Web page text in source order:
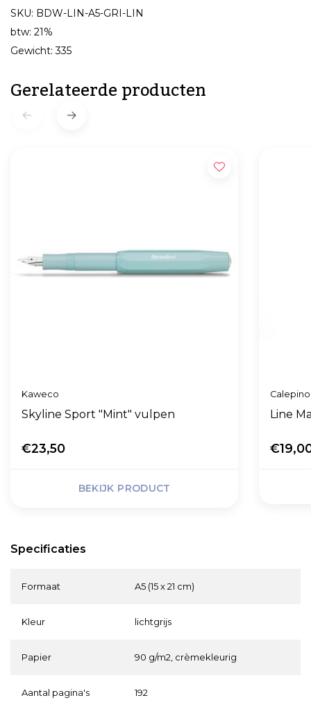
SKU: BDW-LIN-A5-GRI-LIN
btw: 21%
Gewicht: 335
Specificaties
Formaat A5 (15 x 21 cm)
Kleur lichtgrijs
Papier 90 g/m2, crèmekleurig
Aantal pagina's 192
Gerelateerde producten
Kaweco
Skyline Sport "Mint" vulpen
€23,50
BEKIJK PRODUCT
Calepino
Line